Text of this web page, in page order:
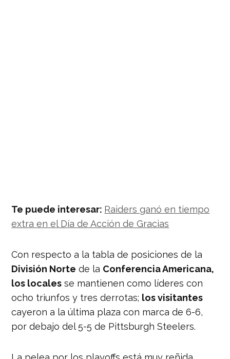
Te puede interesar: Raiders ganó en tiempo
extra en el Día de Acción de Gracias
Con respecto a la tabla de posiciones de la
División Norte de la Conferencia Americana,
los locales se mantienen como líderes con
ocho triunfos y tres derrotas; los visitantes
cayeron a la última plaza con marca de 6-6,
por debajo del 5-5 de Pittsburgh Steelers.